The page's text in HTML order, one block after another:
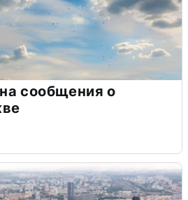
сообщения о